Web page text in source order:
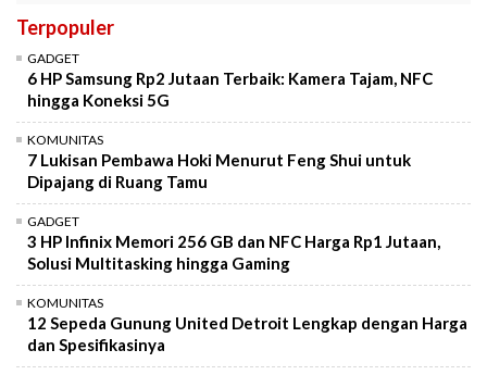
Terpopuler
GADGET
6 HP Samsung Rp2 Jutaan Terbaik: Kamera Tajam, NFC
hingga Koneksi 5G
KOMUNITAS
7 Lukisan Pembawa Hoki Menurut Feng Shui untuk
Dipajang di Ruang Tamu
GADGET
3 HP Infinix Memori 256 GB dan NFC Harga Rp1 Jutaan,
Solusi Multitasking hingga Gaming
KOMUNITAS
12 Sepeda Gunung United Detroit Lengkap dengan Harga
dan Spesifikasinya